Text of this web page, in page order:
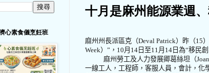
十月是麻州能源業週
麻州州長派區克（Deval Patrick）昨（15
Week）”， 10月 14 日至11月 14 日為“移民
麻州勞工及人力發展卿葛絲坦（
一線工人，工程師，客服人員，會計，化
心素食儀烹飪班